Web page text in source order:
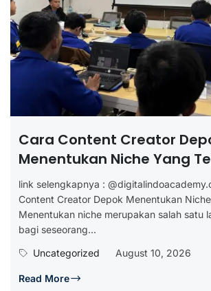
Cara Content Creator
Menentukan Niche Yang
link selengkapnya :
Content Creator Depok Menentukan
Menentukan niche merupakan salah satu
bagi seseorang...
Uncategorized
August 10, 2026
Read More